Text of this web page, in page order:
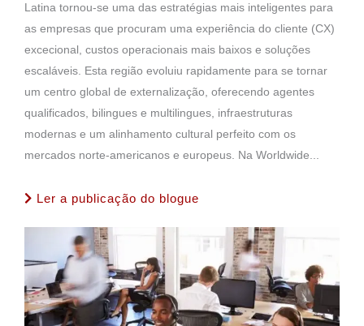
Latina tornou-se uma das estratégias mais inteligentes para
as empresas que procuram uma experiência do cliente (CX)
excecional, custos operacionais mais baixos e soluções
escaláveis. Esta região evoluiu rapidamente para se tornar
um centro global de externalização, oferecendo agentes
qualificados, bilingues e multilingues, infraestruturas
modernas e um alinhamento cultural perfeito com os
mercados norte-americanos e europeus. Na Worldwide...
Ler a publicação do blogue